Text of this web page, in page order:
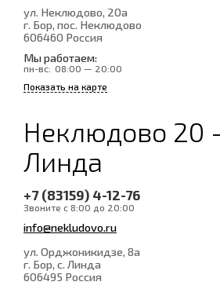
ул. Неклюдово, 20а
г. Бор, пос. Неклюдово
606460 Россия
Мы работаем:
пн-вс: 08:00 — 20:00
Показать на карте
Неклюдово 20
Линда
+7 (83159) 4-12-76
Звоните с 8:00 до 20:00
info@nekludovo.ru
ул. Орджоникидзе, 8а
г. Бор, с. Линда
606495 Россия